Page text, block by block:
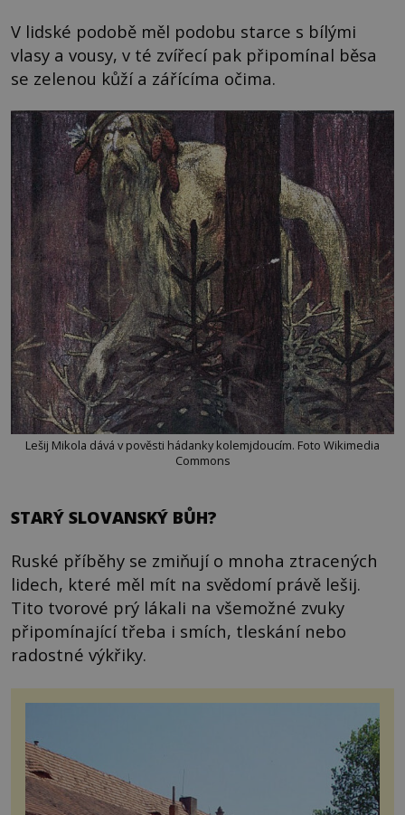
V lidské podobě měl podobu starce s bílými
vlasy a vousy, v té zvířecí pak připomínal běsa
se zelenou kůží a zářícíma očima.
Lešij Mikola dává v pověsti hádanky kolemjdoucím. Foto Wikimedia
Commons
STARÝ SLOVANSKÝ BŮH?
Ruské příběhy se zmiňují o mnoha ztracených
lidech, které měl mít na svědomí právě lešij.
Tito tvorové prý lákali na všemožné zvuky
připomínající třeba i smích, tleskání nebo
radostné výkřiky.